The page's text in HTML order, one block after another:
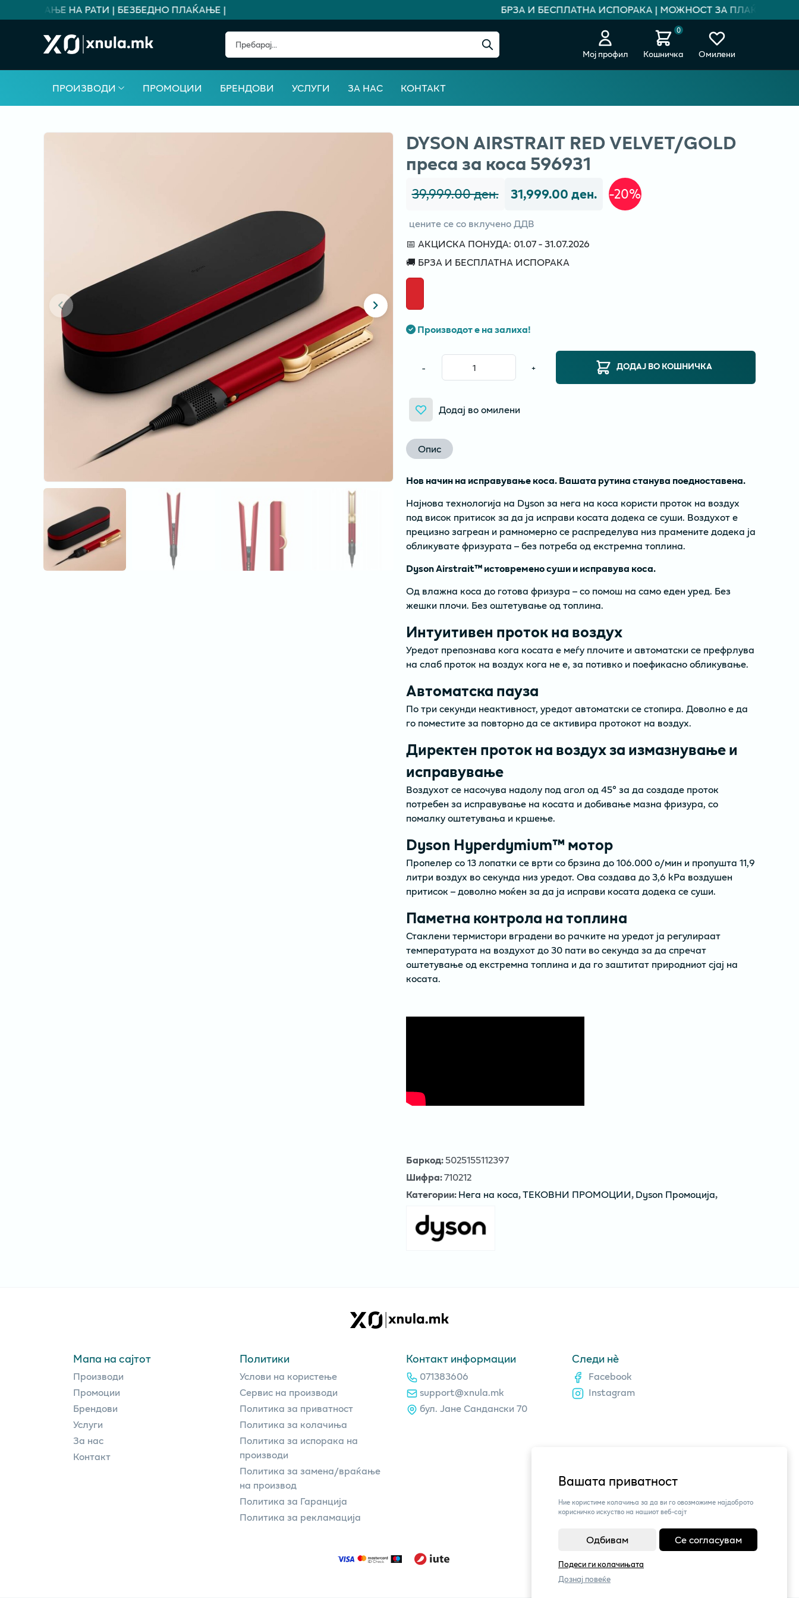
Вашата приватност
Ние користиме колачиња за да ви го овозможиме најдоброто
корисничко искуство на нашиот веб-сајт
Одбивам Се согласувам
Подеси ги колачињата
Дознај повеќе
НА РАТИ | БЕЗБЕДНО ПЛАЌАЊЕ | БРЗА И БЕСПЛАТНА ИСПОРАКА | МОЖНОСТ ЗА ПЛАЌАЊЕ НА
Мој профил
0
Кошничка Омилени
ПРОИЗВОДИ ПРОМОЦИИ БРЕНДОВИ УСЛУГИ ЗА НАС КОНТАКТ
DYSON AIRSTRAIT RED VELVET/GOLD
преса за коса 596931
39,999.00 ден. 31,999.00 ден. -20%
цените се со вклучено ДДВ
📅 АКЦИСКА ПОНУДА: 01.07 - 31.07.2026
🚚 БРЗА И БЕСПЛАТНА ИСПОРАКА
Производот е на залиха!
- + ДОДАЈ ВО КОШНИЧКА
Додај во омилени
Опис
Нов начин на исправување коса. Вашата рутина станува поедноставена.
Најнова технологија на Dyson за нега на коса користи проток на воздух
под висок притисок за да ја исправи косата додека се суши. Воздухот е
прецизно загреан и рамномерно се распределува низ прамените додека ја
обликувате фризурата – без потреба од екстремна топлина.
Dyson Airstrait™ истовремено суши и исправува коса.
Од влажна коса до готова фризура – со помош на само еден уред. Без
жешки плочи. Без оштетување од топлина.
Интуитивен проток на воздух
Уредот препознава кога косата е меѓу плочите и автоматски се префрлува
на слаб проток на воздух кога не е, за потивко и поефикасно обликување.
Автоматска пауза
По три секунди неактивност, уредот автоматски се стопира. Доволно е да
го поместите за повторно да се активира протокот на воздух.
Директен проток на воздух за измазнување и
исправување
Воздухот се насочува надолу под агол од 45° за да создаде проток
потребен за исправување на косата и добивање мазна фризура, со
помалку оштетувања и кршење.
Dyson Hyperdymium™ мотор
Пропелер со 13 лопатки се врти со брзина до 106.000 о/мин и пропушта 11,9
литри воздух во секунда низ уредот. Ова создава до 3,6 kPa воздушен
притисок – доволно моќен за да ја исправи косата додека се суши.
Паметна контрола на топлина
Стаклени термистори вградени во рачките на уредот ја регулираат
температурата на воздухот до 30 пати во секунда за да спречат
оштетување од екстремна топлина и да го заштитат природниот сјај на
косата.
Баркод:5025155112397
Шифра:710212
Категории:Нега на коса,ТЕКОВНИ ПРОМОЦИИ,Dyson Промоција,
Мапа на сајтот
Производи
Промоции
Брендови
Услуги
За нас
Контакт
Политики
Услови на користење
Сервис на производи
Политика за приватност
Политика за колачиња
Политика за испорака на
производи
Политика за замена/враќање
на производ
Политика за Гаранција
Политика за рекламација
Контакт информации
071383606
support@xnula.mk
бул. Јане Сандански 70
Следи нè
Facebook
Instagram